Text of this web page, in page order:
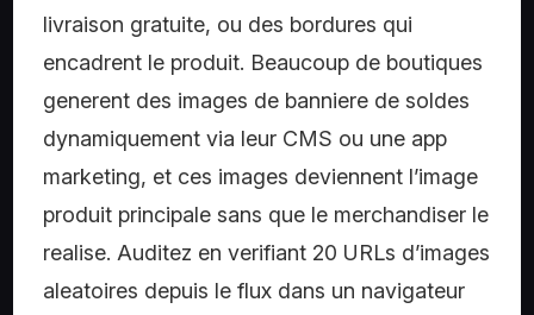
livraison gratuite, ou des bordures qui
encadrent le produit. Beaucoup de boutiques
generent des images de banniere de soldes
dynamiquement via leur CMS ou une app
marketing, et ces images deviennent l’image
produit principale sans que le merchandiser le
realise. Auditez en verifiant 20 URLs d’images
aleatoires depuis le flux dans un navigateur